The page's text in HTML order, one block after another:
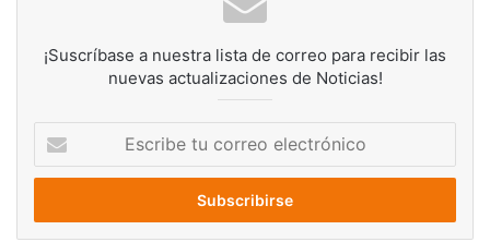
¡Suscríbase a nuestra lista de correo para recibir las
nuevas actualizaciones de Noticias!
correo